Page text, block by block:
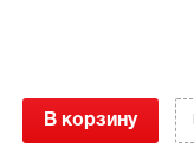
В корзину